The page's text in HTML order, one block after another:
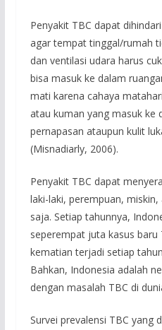
Penyakit TBC dapat
agar tempat tinggal/rumah
dan ventilasi udara harus
bisa masuk ke dalam
mati karena cahaya
atau kuman yang masuk ke
pernapasan ataupun kulit
(Misnadiarly, 2006).
Penyakit TBC dapat
laki-laki, perempuan,
saja. Setiap tahunnya,
seperempat juta kasus baru
kematian terjadi setiap
Bahkan, Indonesia adalah
dengan masalah TBC di
Survei prevalensi TBC yang